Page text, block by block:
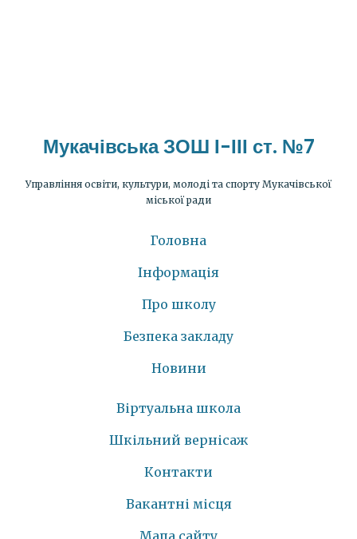
Мукачівська ЗОШ І-ІІІ ст. №7
Управління освіти, культури, молоді та спорту Мукачівської
міської ради
Головна
Інформація
Про школу
Безпека закладу
Новини
Віртуальна школа
Шкільний вернісаж
Контакти
Вакантні місця
Мапа сайту